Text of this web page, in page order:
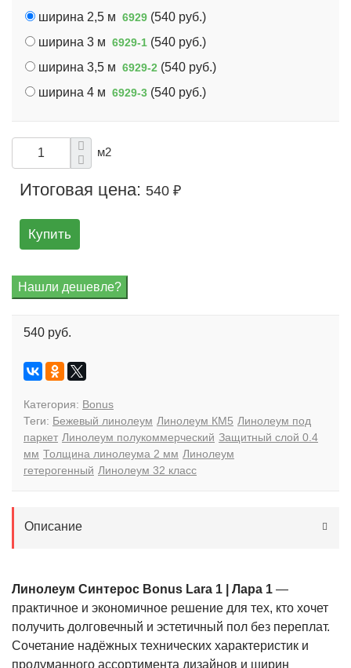
ширина 2,5 м 6929 (540 руб.)
ширина 3 м 6929-1 (540 руб.)
ширина 3,5 м 6929-2 (540 руб.)
ширина 4 м 6929-3 (540 руб.)
м2
Итоговая цена: 540 ₽
Купить
540 руб.
Категория: Bonus
Теги: Бежевый линолеум Линолеум КМ5 Линолеум под
паркет Линолеум полукоммерческий Защитный слой 0.4
мм Толщина линолеума 2 мм Линолеум
гетерогенный Линолеум 32 класс
Описание
Линолеум Синтерос Bonus Lara 1 | Лара 1 —
практичное и экономичное решение для тех, кто хочет
получить долговечный и эстетичный пол без переплат.
Сочетание надёжных технических характеристик и
продуманного ассортимента дизайнов и ширин